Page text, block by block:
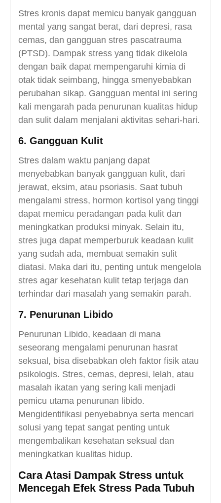
Stres kronis dapat memicu banyak gangguan
mental yang sangat berat, dari depresi, rasa
cemas, dan gangguan stres pascatrauma
(PTSD). Dampak stress yang tidak dikelola
dengan baik dapat mempengaruhi kimia di
otak tidak seimbang, hingga smenyebabkan
perubahan sikap. Gangguan mental ini sering
kali mengarah pada penurunan kualitas hidup
dan sulit dalam menjalani aktivitas sehari-hari.
6. Gangguan Kulit
Stres dalam waktu panjang dapat
menyebabkan banyak gangguan kulit, dari
jerawat, eksim, atau psoriasis. Saat tubuh
mengalami stress, hormon kortisol yang tinggi
dapat memicu peradangan pada kulit dan
meningkatkan produksi minyak. Selain itu,
stres juga dapat memperburuk keadaan kulit
yang sudah ada, membuat semakin sulit
diatasi. Maka dari itu, penting untuk mengelola
stres agar kesehatan kulit tetap terjaga dan
terhindar dari masalah yang semakin parah.
7. Penurunan Libido
Penurunan Libido, keadaan di mana
seseorang mengalami penurunan hasrat
seksual, bisa disebabkan oleh faktor fisik atau
psikologis. Stres, cemas, depresi, lelah, atau
masalah ikatan yang sering kali menjadi
pemicu utama penurunan libido.
Mengidentifikasi penyebabnya serta mencari
solusi yang tepat sangat penting untuk
mengembalikan kesehatan seksual dan
meningkatkan kualitas hidup.
Cara Atasi Dampak Stress untuk
Mencegah Efek Stress Pada Tubuh